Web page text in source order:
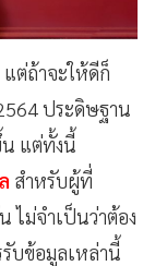
แต่ถ้าจะให้ดีก็
ประดิษฐาน
น แต่ทั้งนี้
สำหรับผู้ที่
ไม่จำเป็นว่าต้อง
บข้อมูลเหล่านี้